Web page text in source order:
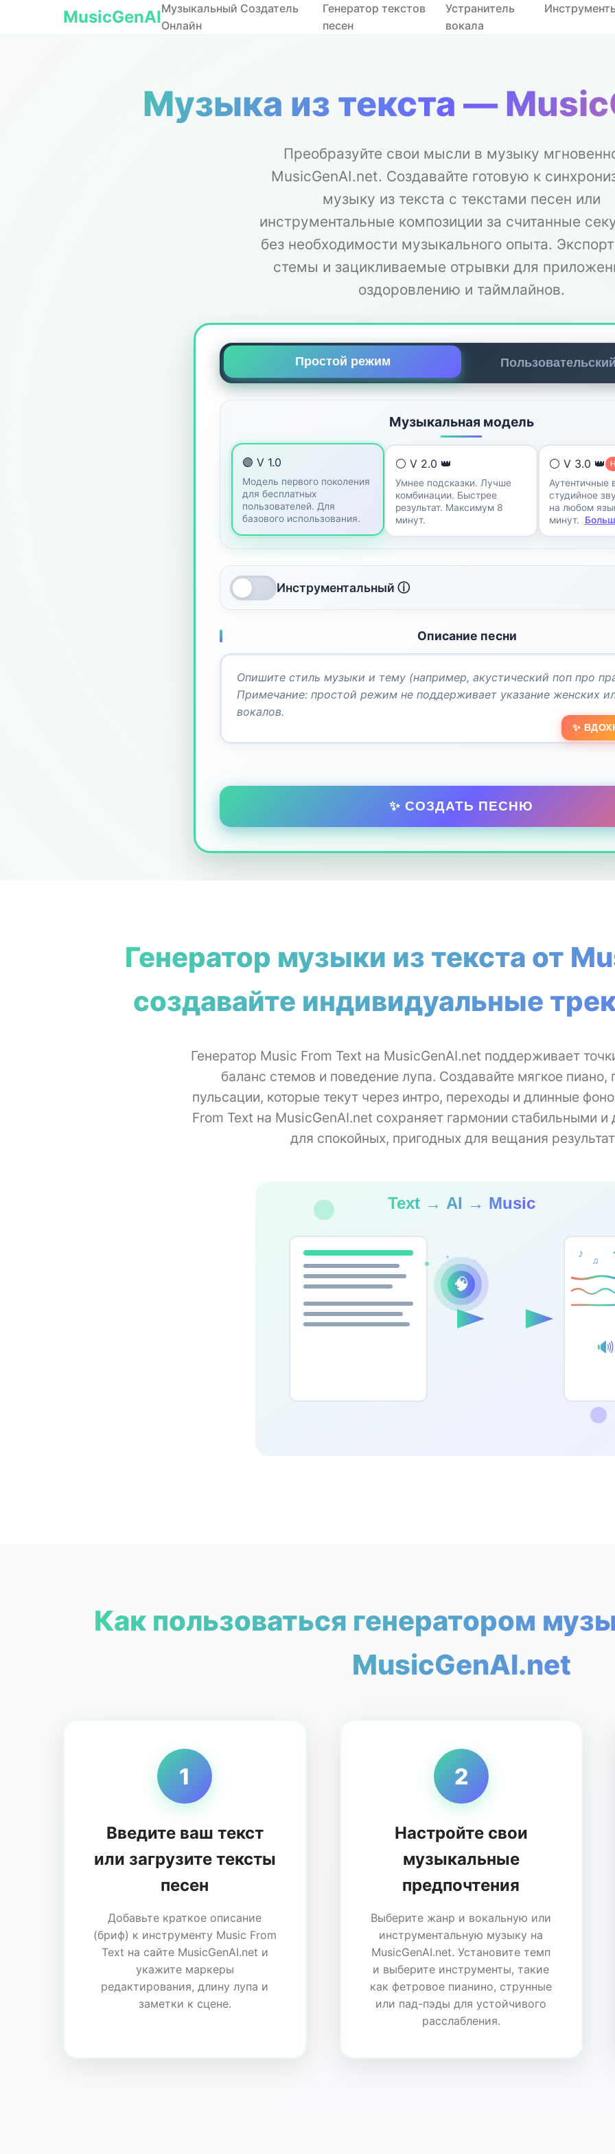
MusicGenAIМузыкальный Создатель
Онлайн
Генератор текстов
песен
Устранитель
вокала
Музыка из текста —
Преобразуйте свои мысли в музыку
MusicGenAI.net. Создавайте готовую к
музыку из текста с текстами песен или
инструментальные композиции за считанные
без необходимости музыкального опыта.
стемы и зацикливаемые отрывки для
оздоровлению и таймлайнов.
Простой режим
Музыкальная модель
🟣 V 1.0
Модель первого поколения
для бесплатных
пользователей. Для
базового использования.
⚪ V 2.0 👑
Умнее подсказки. Лучше
комбинации. Быстрее
результат. Максимум 8
минут.
⚪ V 3.0 👑
Аутентичные
студийное
на любом
минут.
Инструментальный ⓘ
Описание песни
✨
✨ СОЗДАТЬ ПЕСНЮ
Генератор музыки из текста от
создавайте индивидуальные
Генератор Music From Text на MusicGenAI.net поддерживает
баланс стемов и поведение лупа. Создавайте мягкое пиано,
пульсации, которые текут через интро, переходы и длинные
From Text на MusicGenAI.net сохраняет гармонии стабильными и
для спокойных, пригодных для вещания
🧠
♪
♫
🔊
Text → AI → Music
Как пользоваться генератором
MusicGenAI.net
1
Введите ваш текст
или загрузите тексты
песен
Добавьте краткое описание
(бриф) к инструменту Music From
Text на сайте MusicGenAI.net и
укажите маркеры
редактирования, длину лупа и
заметки к сцене.
2
Настройте свои
музыкальные
предпочтения
Выберите жанр и вокальную или
инструментальную музыку на
MusicGenAI.net. Установите темп
и выберите инструменты, такие
как фетровое пианино, струнные
или пад-пэды для устойчивого
расслабления.